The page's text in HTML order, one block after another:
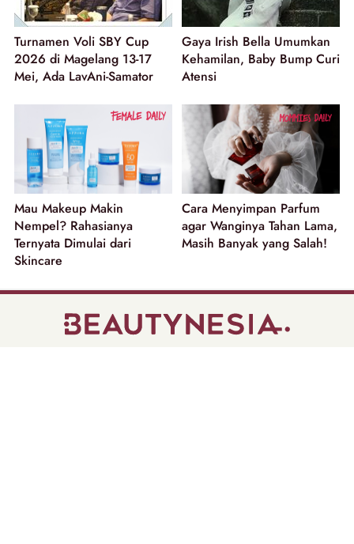
Turnamen Voli SBY Cup
2026 di Magelang 13-17
Mei, Ada LavAni-Samator
Gaya Irish Bella Umumkan
Kehamilan, Baby Bump Curi
Atensi
Mau Makeup Makin
Nempel? Rahasianya
Ternyata Dimulai dari
Skincare
Cara Menyimpan Parfum
agar Wanginya Tahan Lama,
Masih Banyak yang Salah!